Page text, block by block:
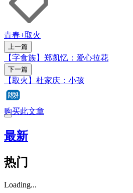
青春+取火
上一篇
【字食族】郑凯忆：爱心拉花
下一篇
【取火】杜家庆：小孩
购买此文章
最新
热门
Loading...